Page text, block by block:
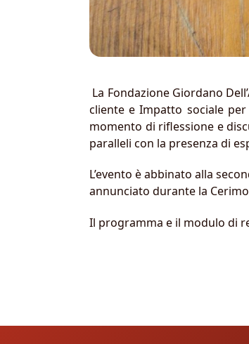
La Fondazione Giordano
cliente e Impatto sociale
momento di riflessione e
paralleli con la presenza di
L’evento è abbinato alla
annunciato durante la
Il programma e il modulo di